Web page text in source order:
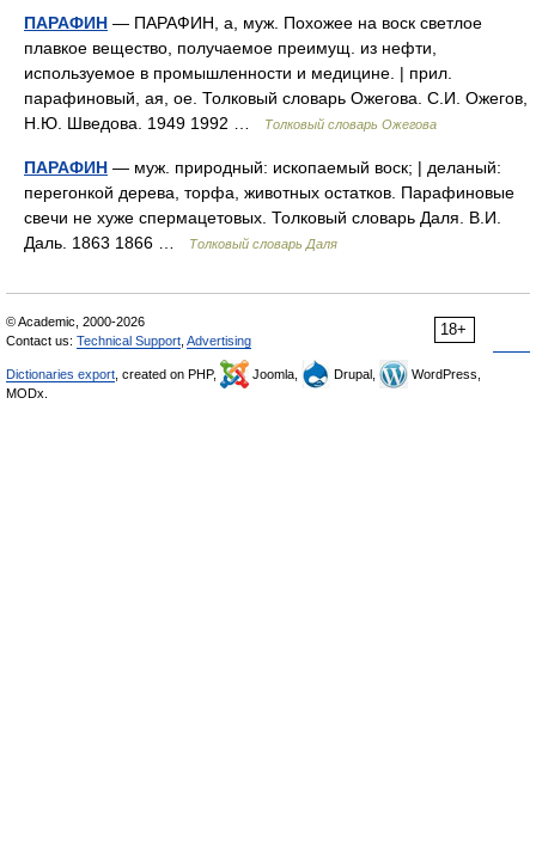
ПАРАФИН — ПАРАФИН, а, муж. Похожее на воск светлое
плавкое вещество, получаемое преимущ. из нефти,
используемое в промышленности и медицине. | прил.
парафиновый, ая, ое. Толковый словарь Ожегова. С.И. Ожегов,
Н.Ю. Шведова. 1949 1992 …
Толковый словарь Ожегова
ПАРАФИН — муж. природный: ископаемый воск; | деланый:
перегонкой дерева, торфа, животных остатков. Парафиновые
свечи не хуже спермацетовых. Толковый словарь Даля. В.И.
Даль. 1863 1866 …
Толковый словарь Даля
18+
© Academic, 2000-2026
Contact us: Technical Support Advertising
Dictionaries export , created on PHP, Joomla, Drupal,
WordPress,
MODx.